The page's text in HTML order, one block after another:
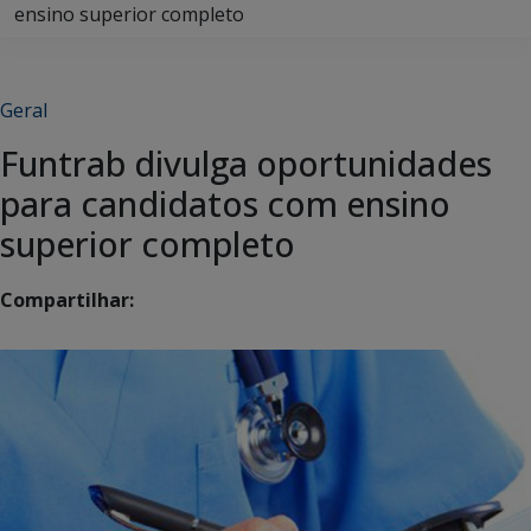
ensino superior completo
Geral
Funtrab divulga oportunidades
para candidatos com ensino
superior completo
Compartilhar: